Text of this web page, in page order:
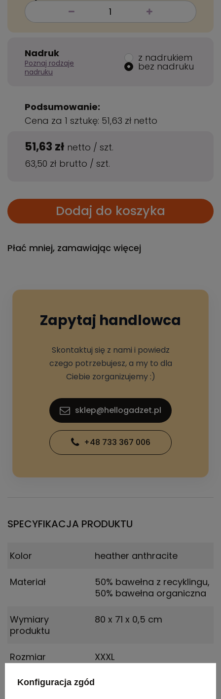
Nadruk
Poznaj rodzaje
nadruku
z nadrukiem
bez nadruku
Podsumowanie:
Cena za 1 sztukę: 51,63 zł netto
51,63 zł netto / szt.
63,50 zł brutto / szt.
Dodaj do koszyka
Płać mniej, zamawiając więcej
Zapytaj handlowca
Skontaktuj się z nami i powiedz
czego potrzebujesz, a my to dla
Ciebie zorganizujemy :)
sklep@hellogadzet.pl
+48 733 367 006
SPECYFIKACJA PRODUKTU
Kolor heather anthracite
Materiał
50% bawełna z recyklingu,
50% bawełna organiczna
Wymiary
produktu
80 x 71 x 0,5 cm
Rozmiar XXXL
Konfiguracja zgód